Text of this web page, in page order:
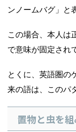
ンノームバグ」と
この場合、本人は
で意味が固定され
とくに、英語圏の
来の語は、このパ
置物と虫を